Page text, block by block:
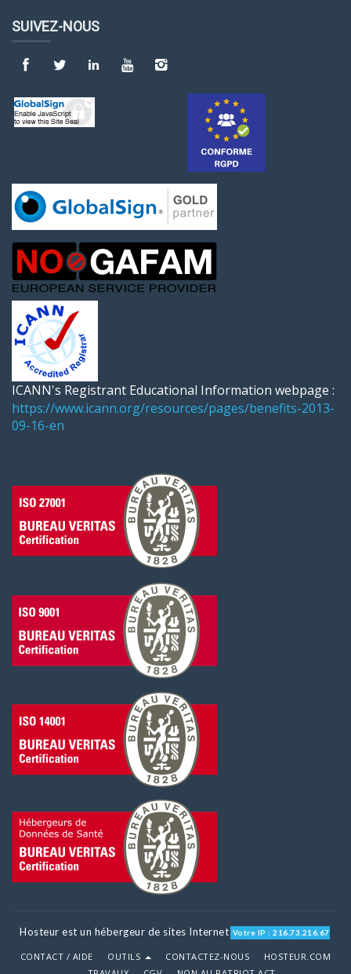
SUIVEZ-NOUS
ICANN's Registrant Educational Information webpage :
https://www.icann.org/resources/pages/benefits-2013-
09-16-en
Hosteur est un hébergeur de sites Internet Votre IP : 216.73.216.67
CONTACT / AIDE OUTILS CONTACTEZ-NOUS
HOSTEUR.COM